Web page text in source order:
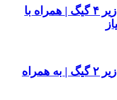
۱۰ بازی پیشنهادی برای رم زیر ۴ گیگ | همراه با
۱۰ بازی پیشنهادی برای رم زیر ۲ گیگ | به همراه